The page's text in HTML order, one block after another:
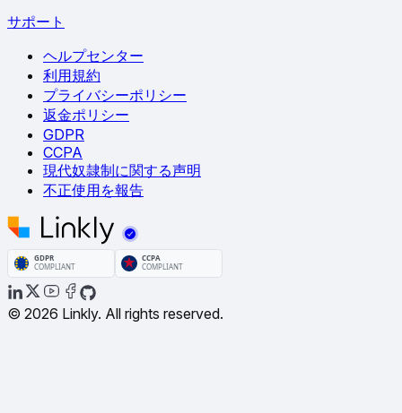
サポート
ヘルプセンター
利用規約
プライバシーポリシー
返金ポリシー
GDPR
CCPA
現代奴隷制に関する声明
不正使用を報告
© 2026 Linkly. All rights reserved.